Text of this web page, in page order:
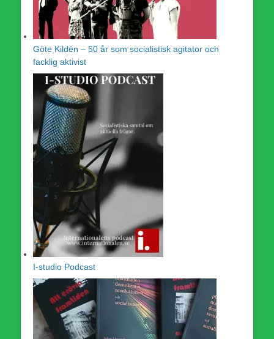
Göte Kildén – 50 år som socialistisk agitator och
facklig aktivist
I-studio Podcast